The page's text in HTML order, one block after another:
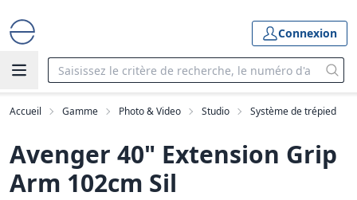
Connexion
Accueil Gamme Photo & Video Studio Système de trépied
Avenger 40" Extension Grip
Arm 102cm Sil